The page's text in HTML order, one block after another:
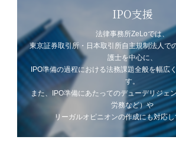
IPO支援
法律事務所ZeLoでは、
東京証券取引所・日本取引所自主規制法人で
護士を中心に、
IPO準備の過程における法務課題全般を幅広
す。
また、IPO準備にあたってのデューデリジェ
労務など）や
リーガルオピニオンの作成にも対応